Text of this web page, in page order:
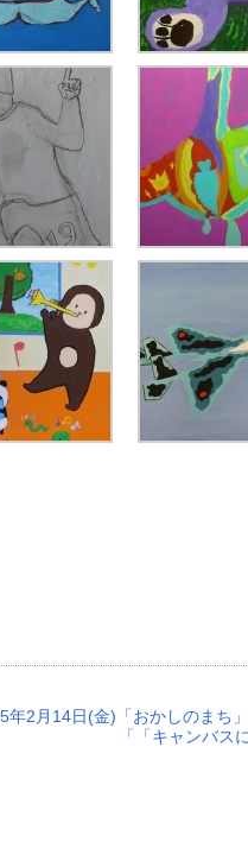
年2月14日(金)「おかしのまち」
「「キャンバス